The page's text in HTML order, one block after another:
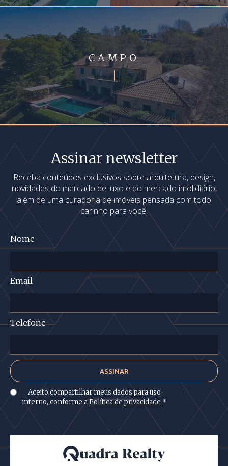
CAMPO
Assinar newsletter
Receba conteúdos exclusivos sobre arquitetura, design,
novidades do mercado de luxo e do mercado imobiliário,
além de uma curadoria de imóveis pensada com todo
carinho para você.
Nome
Email
Telefone
Aceito compartilhar meus dados para uso
interno, conforme aPolítica de privacidade *